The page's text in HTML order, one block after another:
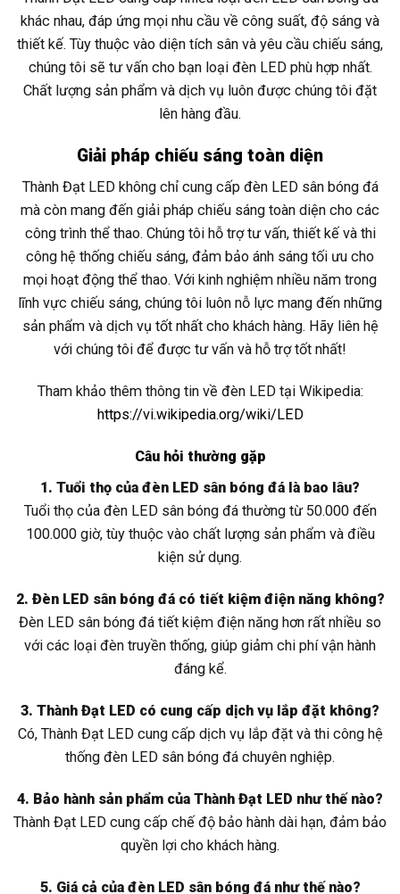
khác nhau, đáp ứng mọi nhu cầu về công suất, độ sáng và
thiết kế. Tùy thuộc vào diện tích sân và yêu cầu chiếu sáng,
chúng tôi sẽ tư vấn cho bạn loại đèn LED phù hợp nhất.
Chất lượng sản phẩm và dịch vụ luôn được chúng tôi đặt
lên hàng đầu.
Giải pháp chiếu sáng toàn diện
Thành Đạt LED không chỉ cung cấp đèn LED sân bóng đá
mà còn mang đến giải pháp chiếu sáng toàn diện cho các
công trình thể thao. Chúng tôi hỗ trợ tư vấn, thiết kế và thi
công hệ thống chiếu sáng, đảm bảo ánh sáng tối ưu cho
mọi hoạt động thể thao. Với kinh nghiệm nhiều năm trong
lĩnh vực chiếu sáng, chúng tôi luôn nỗ lực mang đến những
sản phẩm và dịch vụ tốt nhất cho khách hàng. Hãy liên hệ
với chúng tôi để được tư vấn và hỗ trợ tốt nhất!
Tham khảo thêm thông tin về đèn LED tại Wikipedia:
https://vi.wikipedia.org/wiki/LED
Câu hỏi thường gặp
1. Tuổi thọ của đèn LED sân bóng đá là bao lâu?
Tuổi thọ của đèn LED sân bóng đá thường từ 50.000 đến
100.000 giờ, tùy thuộc vào chất lượng sản phẩm và điều
kiện sử dụng.
2. Đèn LED sân bóng đá có tiết kiệm điện năng không?
Đèn LED sân bóng đá tiết kiệm điện năng hơn rất nhiều so
với các loại đèn truyền thống, giúp giảm chi phí vận hành
đáng kể.
3. Thành Đạt LED có cung cấp dịch vụ lắp đặt không?
Có, Thành Đạt LED cung cấp dịch vụ lắp đặt và thi công hệ
thống đèn LED sân bóng đá chuyên nghiệp.
4. Bảo hành sản phẩm của Thành Đạt LED như thế nào?
Thành Đạt LED cung cấp chế độ bảo hành dài hạn, đảm bảo
quyền lợi cho khách hàng.
5. Giá cả của đèn LED sân bóng đá như thế nào?